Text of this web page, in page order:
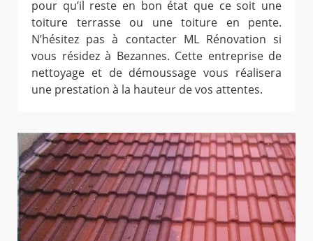
pour qu’il reste en bon état que ce soit une
toiture terrasse ou une toiture en pente.
N’hésitez pas à contacter ML Rénovation si
vous résidez à Bezannes. Cette entreprise de
nettoyage et de démoussage vous réalisera
une prestation à la hauteur de vos attentes.